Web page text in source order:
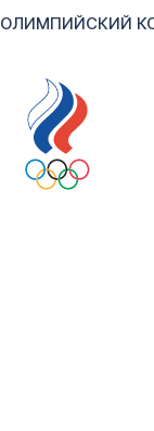
ОЛИМПИЙСКИЙ